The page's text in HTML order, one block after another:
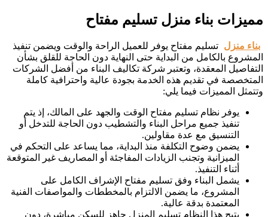
مميزات بناء منزل تسليم مفتاح
بناء منزل تسليم مفتاح يوفر للعميل الراحة والوقت ويضمن تنفيذ
المشروع بالكامل من البداية حتى النهاية دون الحاجة للقلق بشأن
التفاصيل المعقدة، وتعتبر شركة تكاليف البناء من أفضل الشركات
المتخصصة في تقديم هذه الخدمة بجودة عالية واحترافية كاملة
وتتمثل المميزات فيما يلي:
يوفر نظام تسليم مفتاح الوقت والجهد على المالك، إذ يتم
تنفيذ جميع مراحل البناء والتشطيب دون الحاجة للتدخل أو
التنسيق مع عدة مقاولين.
يضمن وضوح التكلفة منذ البداية، مما يساعد على التحكم في
الميزانية وتجنب الزيادات المفاجئة أو المصاريف غير المتوقعة
أثناء التنفيذ.
يشمل البناء وفق تسليم مفتاح الإشراف الكامل على
المشروع، ما يضمن الالتزام بالمخططات والمواصفات الفنية
المعتمدة بدقة عالية.
يتيح هذا النظام تسليم المنزل جاهز للسكن مباشرة، دون